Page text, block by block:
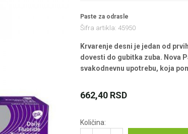
Paste za odrasle
Šifra artikla: 45950
Krvarenje desni je jedan od
dovesti do gubitka zuba. Nova
svakodnevnu upotrebu, koja
662,40 RSD
Količina: